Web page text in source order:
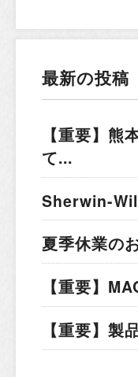
最新の投稿
【重要】熊
て...
Sherwin-
夏季休業の
【重要】
【重要】製